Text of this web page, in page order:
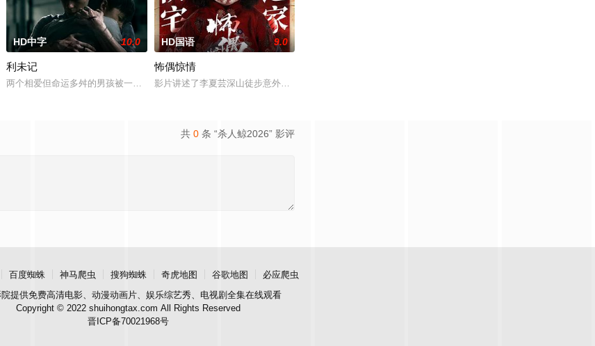
要命！一幕幕连环鬼杀怵
，开启步入社会前的最后一场冒险，慕名报名了名为 “恶魔之
HD中字 10.0
利未记
两个相爱但命运多舛的男孩被一个暴力的存在所纠缠，这个存在会以他们最想要的那个人——也就是彼
HD国语 9.0
怖偶惊情
影片讲述了李夏芸深山徒步意外坠崖后闯入隐秘古宅求救，得男主人石桥留宿，却陷入更恐怖的诡异事
共 0 条 “杀人鲸2026” 影评
百度蜘蛛 神马爬虫 搜狗蜘蛛 奇虎地图 谷歌地图
必应爬虫
提供免费高清电影、动漫动画片、娱乐综艺秀、电视剧全集在线观看
Copyright © 2022 shuihongtax.com All Rights Reserved
晋ICP备70021968号